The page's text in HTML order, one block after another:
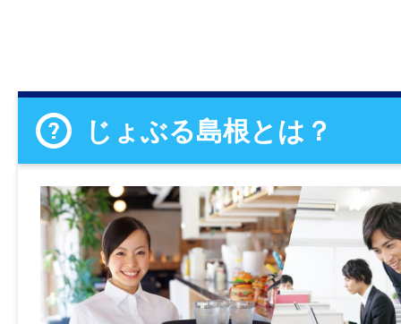
じょぶる島根とは？